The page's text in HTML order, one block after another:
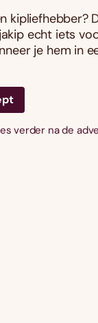
kipliefhebber?
echt iets
je hem in
verder na de